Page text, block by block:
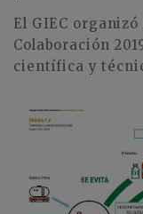
El GIEC
Colaboración
científica y